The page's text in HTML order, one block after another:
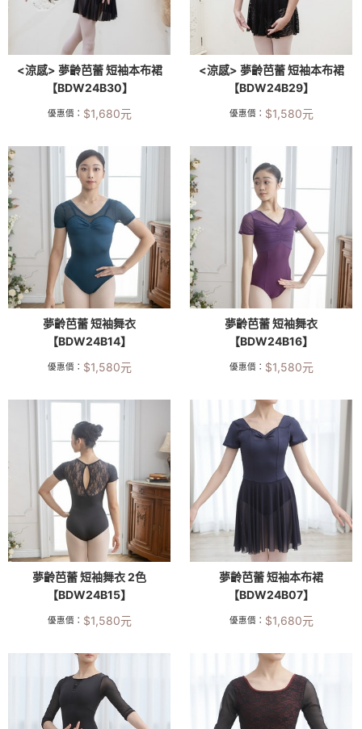
<涼感> 夢齡芭蕾 短袖本布裙
【BDW24B30】
優惠價： $1,680元
<涼感> 夢齡芭蕾 短袖本布裙
【BDW24B29】
優惠價： $1,580元
夢齡芭蕾 短袖舞衣
【BDW24B14】
優惠價： $1,580元
夢齡芭蕾 短袖舞衣
【BDW24B16】
優惠價： $1,580元
夢齡芭蕾 短袖舞衣 2色
【BDW24B15】
優惠價： $1,580元
夢齡芭蕾 短袖本布裙
【BDW24B07】
優惠價： $1,680元